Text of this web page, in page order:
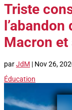
Triste
Macron et
parJdM | Nov 26,
Éducation